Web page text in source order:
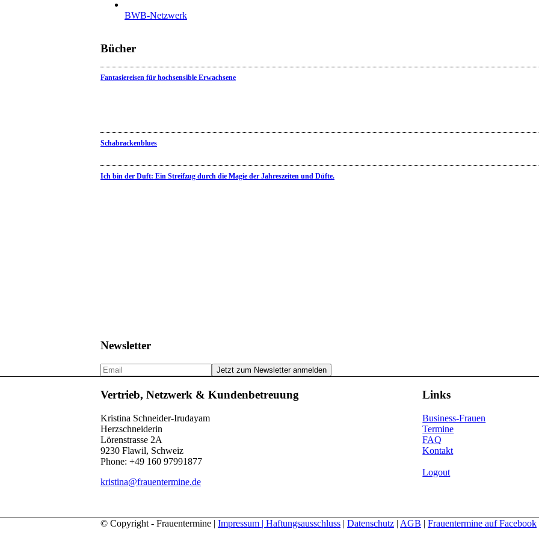
BWB-Netzwerk
Bücher
Fantasiereisen für hochsensible Erwachsene
Schabrackenblues
Ich bin der Duft: Ein Streifzug durch die Magie der Jahreszeiten und Düfte.
Newsletter
Vertrieb, Netzwerk & Kundenbetreuung
Kristina Schneider-Irudayam
Herzschneiderin
Lörenstrasse 2A
9230 Flawil, Schweiz
Phone: +49 160 97991877
kristina@frauentermine.de
Links
Business-Frauen
Termine
FAQ
Kontakt
Logout
© Copyright - Frauentermine | Impressum | Haftungsausschluss | Datenschutz | AGB | Frauentermine auf Facebook